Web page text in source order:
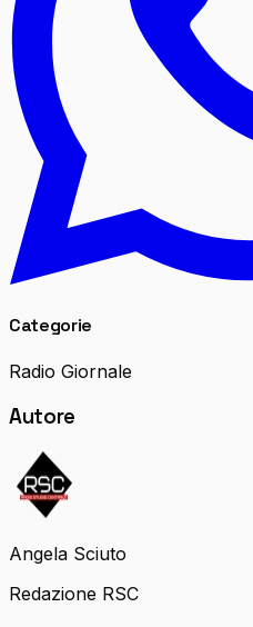
Categorie
Radio Giornale
Autore
Angela Sciuto
Redazione RSC